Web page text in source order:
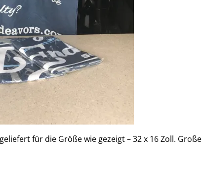
für die Größe wie gezeigt – 32 x 16 Zoll. Große